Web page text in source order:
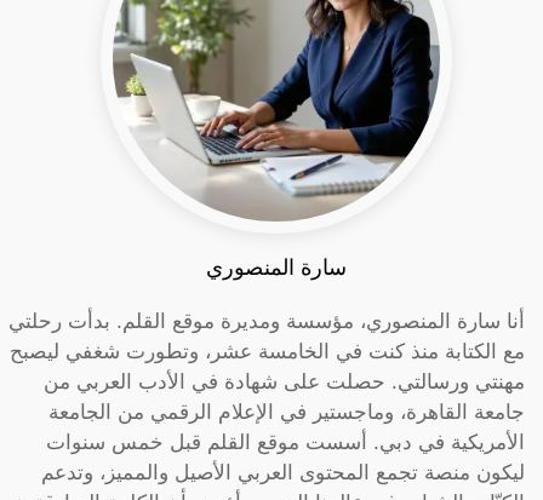
سارة المنصوري
أنا سارة المنصوري، مؤسسة ومديرة موقع القلم. بدأت رحلتي
مع الكتابة منذ كنت في الخامسة عشر، وتطورت شغفي ليصبح
مهنتي ورسالتي. حصلت على شهادة في الأدب العربي من
جامعة القاهرة، وماجستير في الإعلام الرقمي من الجامعة
الأمريكية في دبي. أسست موقع القلم قبل خمس سنوات
ليكون منصة تجمع المحتوى العربي الأصيل والمميز، وتدعم